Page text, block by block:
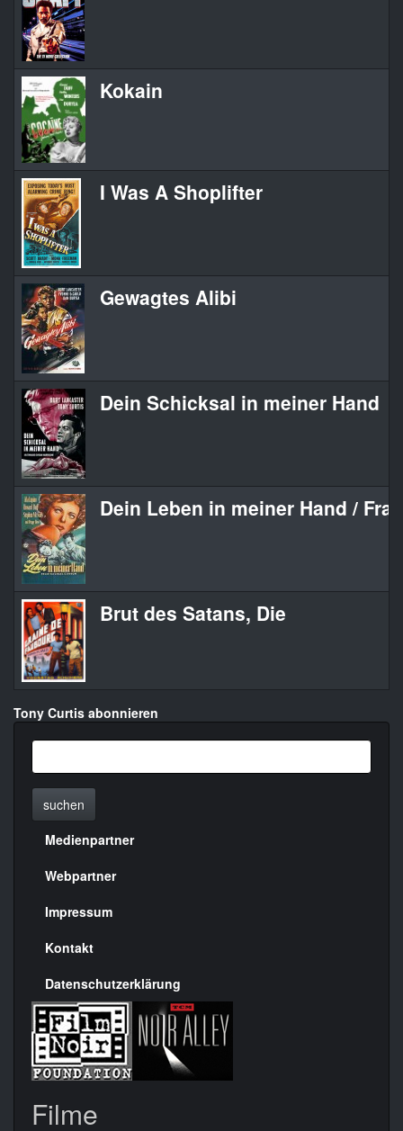
Kokain
I Was A Shoplifter
Gewagtes Alibi
Dein Schicksal in meiner Hand
Dein Leben in meiner Hand /
Brut des Satans, Die
Tony Curtis abonnieren
suchen
Menülinks
rechte
Seite
Medienpartner
Webpartner
Impressum
Kontakt
Datenschutzerklärung
Filme